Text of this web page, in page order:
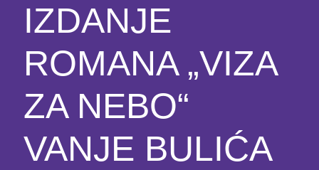
IZDANJE
ROMANA „VIZA
ZA NEBO“
VANJE BULIĆA